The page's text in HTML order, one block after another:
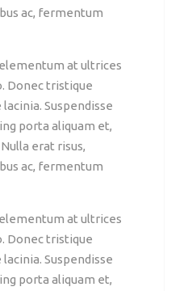
ac, fermentum
at ultrices
Donec tristique
Suspendisse
porta aliquam et,
erat risus,
ac, fermentum
at ultrices
Donec tristique
Suspendisse
porta aliquam et,